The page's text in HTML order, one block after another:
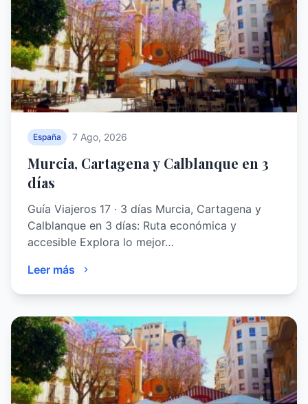
España 7 Ago, 2026
Murcia, Cartagena y Calblanque en 3
días
Guía Viajeros 17 · 3 días Murcia, Cartagena y
Calblanque en 3 días: Ruta económica y
accesible Explora lo mejor…
Leer más